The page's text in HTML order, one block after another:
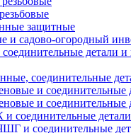
защитные
и садово-огородный
детали и
соединительные
и соединительные
и соединительные
соединительные детали
и соединительные